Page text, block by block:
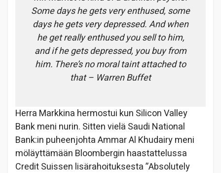
Some days he gets very enthused, some
days he gets very depressed. And when
he get really enthused you sell to him,
and if he gets depressed, you buy from
him. There’s no moral taint attached to
that – Warren Buffet
Herra Markkina hermostui kun Silicon Valley
Bank meni nurin. Sitten vielä Saudi National
Bank:in puheenjohta Ammar Al Khudairy meni
möläyttämään Bloombergin haastattelussa
Credit Suissen lisärahoituksesta ”Absolutely